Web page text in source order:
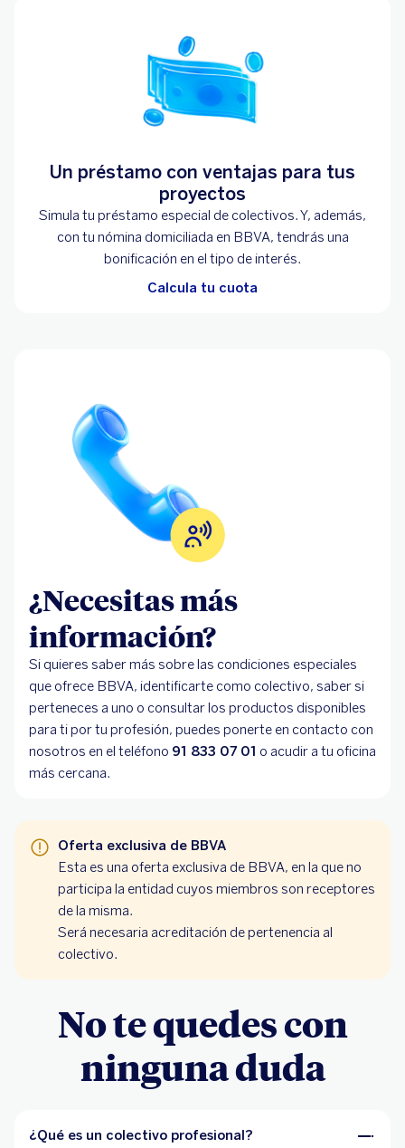
Un préstamo con ventajas para tus
proyectos
Simula tu préstamo especial de colectivos. Y, además,
con tu nómina domiciliada en BBVA, tendrás una
bonificación en el tipo de interés.
Calcula tu cuota
¿Necesitas más
información?
Si quieres saber más sobre las condiciones especiales
que ofrece BBVA, identificarte como colectivo, saber si
perteneces a uno o consultar los productos disponibles
para ti por tu profesión, puedes ponerte en contacto con
nosotros en el teléfono 91 833 07 01 o acudir a tu oficina
más cercana.
Oferta exclusiva de BBVA
Esta es una oferta exclusiva de BBVA, en la que no
participa la entidad cuyos miembros son receptores
de la misma.
Será necesaria acreditación de pertenencia al
colectivo.
No te quedes con
ninguna duda
¿Qué es un colectivo profesional?